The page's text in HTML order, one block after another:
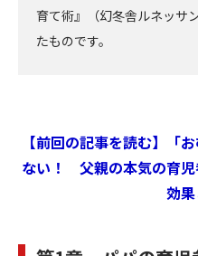
育て術』（幻冬舎ルネッサ
たものです。
【前回の記事を読む】「
ない！ 父親の本気の育児
効